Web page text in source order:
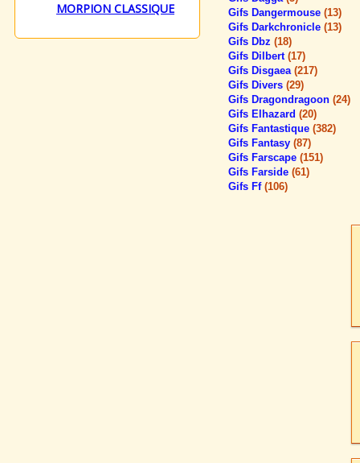
MORPION CLASSIQUE
Gifs Dangermouse (13)
Gifs Darkchronicle (13)
Gifs Dbz (18)
Gifs Dilbert (17)
Gifs Disgaea (217)
Gifs Divers (29)
Gifs Dragondragoon (24)
Gifs Elhazard (20)
Gifs Fantastique (382)
Gifs Fantasy (87)
Gifs Farscape (151)
Gifs Farside (61)
Gifs Ff (106)